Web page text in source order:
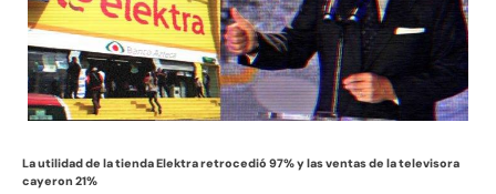
La utilidad de la tienda Elektra retrocedió 97% y las ventas de la televisora
cayeron 21%